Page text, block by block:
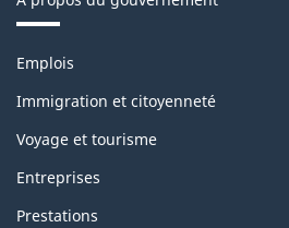
Thèmes
sujets
Emplois
Immigration et citoyenneté
Voyage et tourisme
Entreprises
Prestations